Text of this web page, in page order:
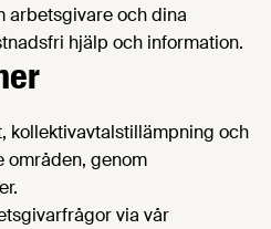
arbetsgivare och dina
hjälp och information.
kollektivavtalstillämpning och
områden, genom
via vår